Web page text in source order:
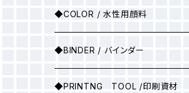
製版用インクジェットプリント
●A3サイズ
●A2サイズ
アルミ枠
アルミ枠+紗張り
◆COLOR / 水性用顔料
▶25ｇ
▶100ｇ
◆BINDER / バインダー
▶ソフトバインダー(カラー)
◆PRINTNG TOOL /印刷資材